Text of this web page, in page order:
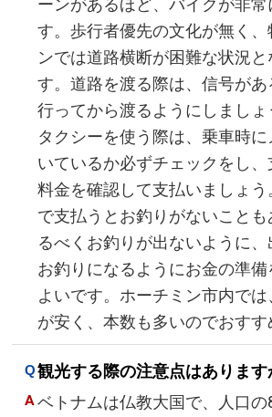
ーンがあるほど、バイクが非
す。歩行者優先の文化が無く、
ンでは道路横断が困難な状況と
す。道路を渡る際は、信号が
行ってから渡るようにしましょ
タクシーを使う際は、乗車時
いているか必ずチェックをし
料金を確認して支払いましょ
で支払うとお釣りがないこと
るべくお釣りが出ないように
お釣りになるようにお金の準備
よいです。ホーチミン市内で
が安く、本数も多いのでおすす
観光する際の注意点はあります
ベトナムは仏教大国で、人口